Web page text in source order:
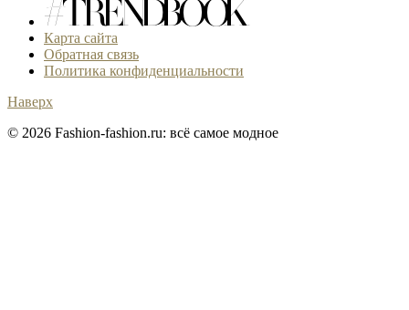
Карта сайта
Обратная связь
Политика конфиденциальности
Наверх
© 2026 Fashion-fashion.ru: всё самое модное